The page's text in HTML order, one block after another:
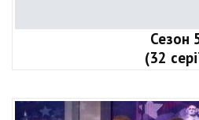
Сезон
(32